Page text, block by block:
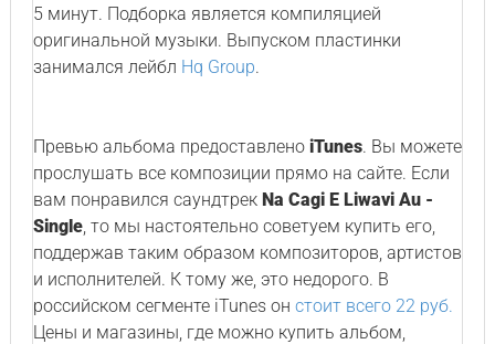
5 минут. Подборка является компиляцией
оригинальной музыки. Выпуском пластинки
занимался лейбл Hq Group.
Превью альбома предоставлено iTunes. Вы можете
прослушать все композиции прямо на сайте. Если
вам понравился саундтрек Na Cagi E Liwavi Au -
Single, то мы настоятельно советуем купить его,
поддержав таким образом композиторов, артистов
и исполнителей. К тому же, это недорого. В
российском сегменте iTunes он стоит всего 22 руб.
Цены и магазины, где можно купить альбом,